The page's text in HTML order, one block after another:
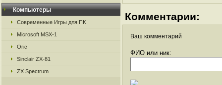
Компьютеры
Современные Игры для ПК
Microsoft MSX-1
Oric
Sinclair ZX-81
ZX Spectrum
Комментарии:
Ваш комментарий
ФИО или ник: